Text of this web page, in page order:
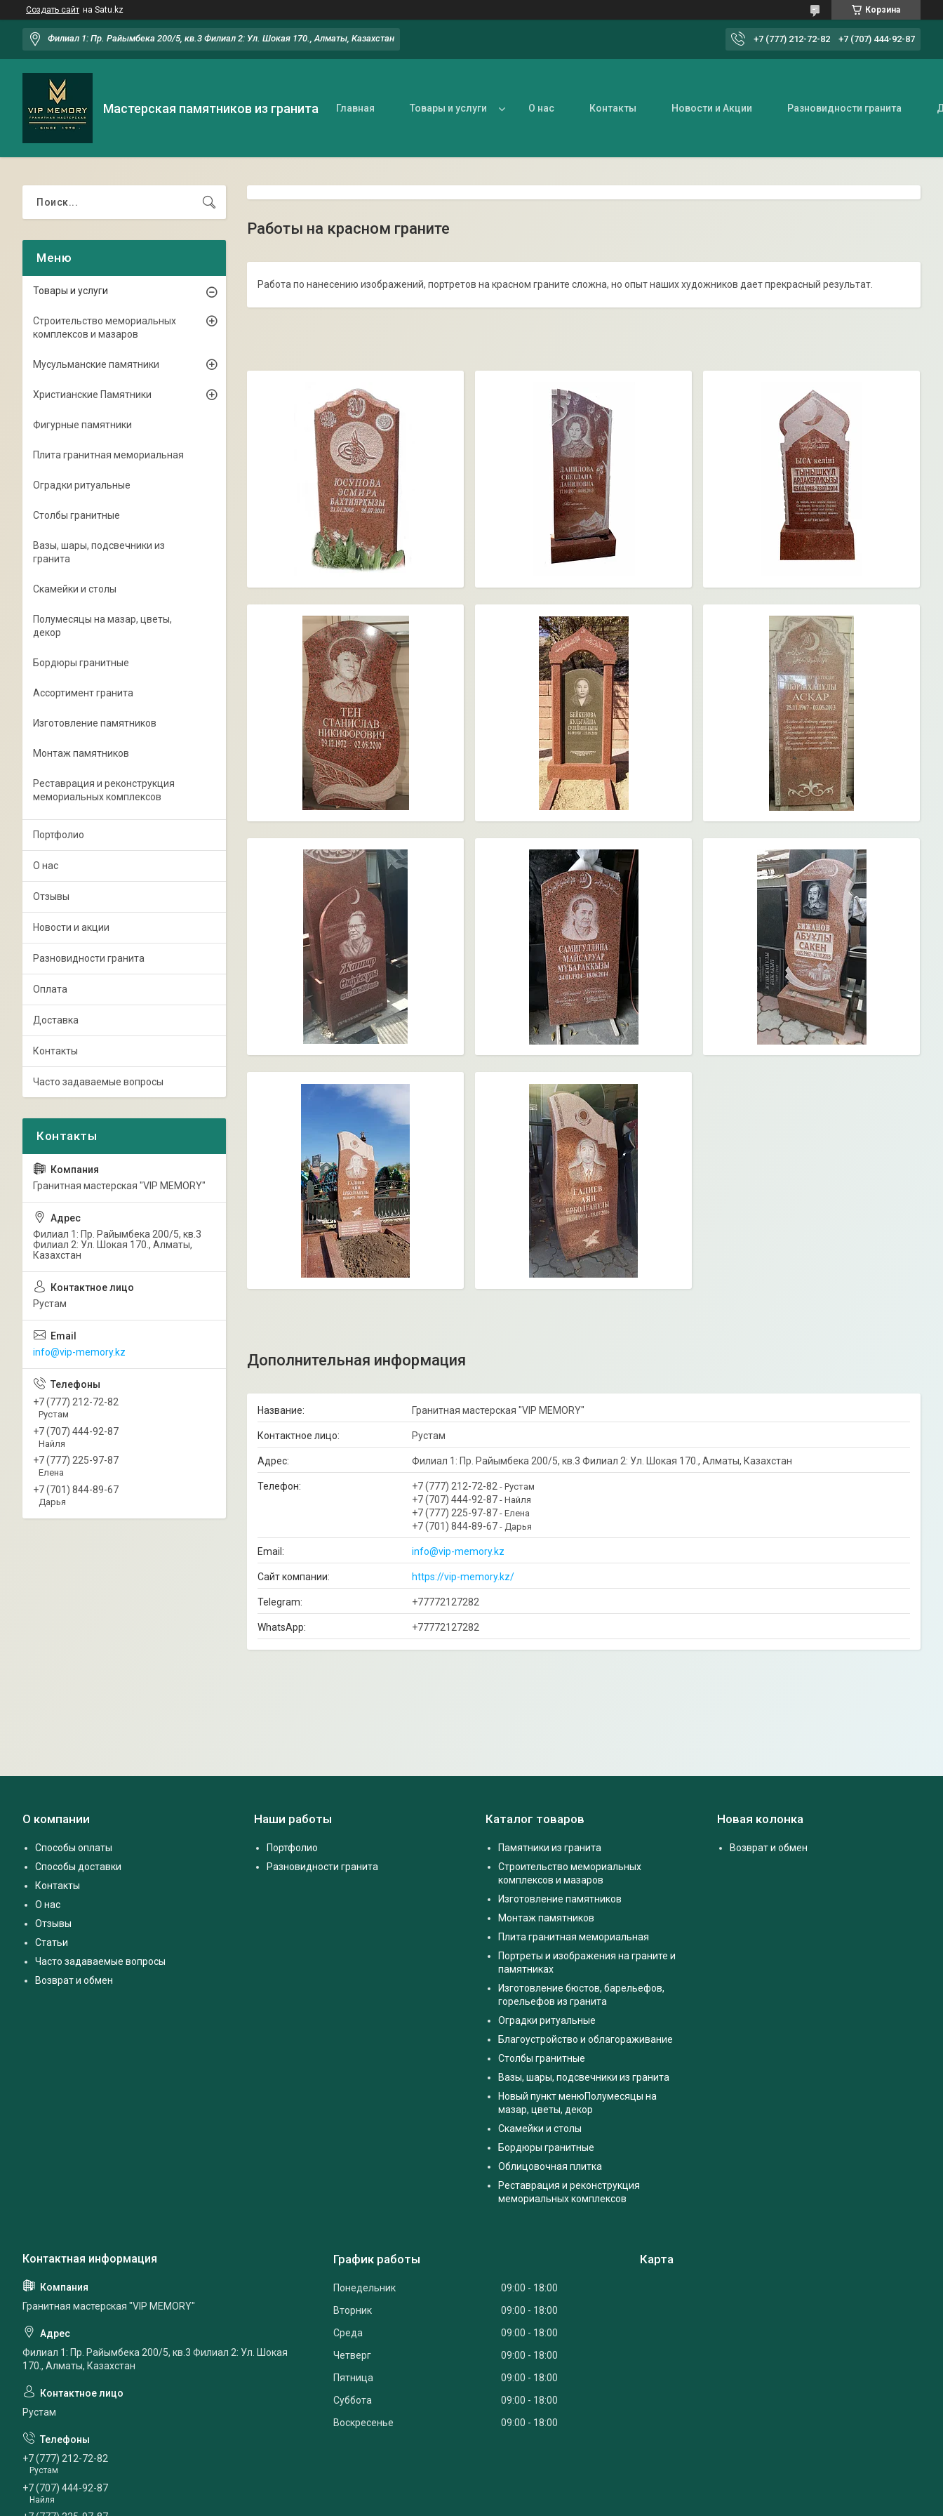
Создать сайт на Satu.kz Корзина
Филиал 1: Пр. Райымбека 200/5, кв.3 Филиал 2: Ул. Шокая 170., Алматы, Казахстан +7 (777) 212-72-82 +7 (707) 444-92-87
Мастерская памятников из гранита Главная Товары и услуги О нас Контакты Новости и Акции Разновидности гранита
Работы на красном граните
Работа по нанесению изображений, портретов на красном граните сложна, но опыт наших художников дает прекрасный результат.
Гранитная мастерская "VIP MEMORY"
Рустам
Филиал 1: Пр. Райымбека 200/5, кв.3 Филиал 2: Ул. Шокая 170., Алматы, Казахстан
+7 (777) 212-72-82 Рустам
+7 (707) 444-92-87 Найля
+7 (777) 225-97-87 Елена
+7 (701) 844-89-67 Дарья
info@vip-memory.kz
https://vip-memory.kz/
+77772127282
+77772127282
Товары и услуги
Строительство мемориальных
комплексов и мазаров
Мусульманские памятники
Христианские Памятники
Фигурные памятники
Плита гранитная мемориальная
Оградки ритуальные
Столбы гранитные
Вазы, шары, подсвечники из
гранита
Скамейки и столы
Полумесяцы на мазар, цветы,
декор
Бордюры гранитные
Ассортимент гранита
Изготовление памятников
Монтаж памятников
Реставрация и реконструкция
мемориальных комплексов
Портфолио
О нас
Отзывы
Новости и акции
Разновидности гранита
Оплата
Доставка
Контакты
Часто задаваемые вопросы
Гранитная мастерская "VIP MEMORY"
Филиал 1: Пр. Райымбека 200/5, кв.3
Филиал 2: Ул. Шокая 170., Алматы,
Казахстан
Рустам
info@vip-memory.kz
+7 (777) 212-72-82
Рустам
+7 (707) 444-92-87
Найля
+7 (777) 225-97-87
Елена
+7 (701) 844-89-67
Дарья
О компании
Способы оплаты
Способы доставки
Контакты
О нас
Отзывы
Статьи
Часто задаваемые вопросы
Возврат и обмен
Наши работы
Портфолио
Разновидности гранита
Каталог товаров
Памятники из гранита
Строительство мемориальных
комплексов и мазаров
Изготовление памятников
Монтаж памятников
Плита гранитная мемориальная
Портреты и изображения на граните и
памятниках
Изготовление бюстов, барельефов,
горельефов из гранита
Оградки ритуальные
Благоустройство и облагораживание
Столбы гранитные
Вазы, шары, подсвечники из гранита
Новый пункт менюПолумесяцы на
мазар, цветы, декор
Скамейки и столы
Бордюры гранитные
Облицовочная плитка
Реставрация и реконструкция
мемориальных комплексов
Новая колонка
Возврат и обмен
Гранитная мастерская "VIP MEMORY"
Филиал 1: Пр. Райымбека 200/5, кв.3 Филиал 2: Ул. Шокая
170., Алматы, Казахстан
Рустам
+7 (777) 212-72-82
Рустам
+7 (707) 444-92-87
Найля
График работы
Понедельник 09:00
18:00
Вторник
09:00
18:00
Среда
09:00
18:00
Четверг
09:00
18:00
Пятница
09:00
18:00
Суббота
09:00
18:00
Воскресенье
09:00 18:00
Карта